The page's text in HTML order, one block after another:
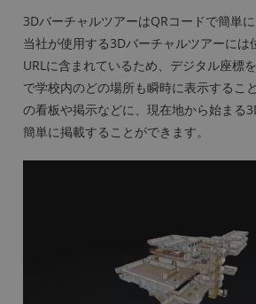
3DバーチャルツアーはQRコードで簡単に
当社が使用する3Dバーチャルツアーには
URLに含まれているため、デジタル座標
で学校内のどの場所も瞬時に表示するこ
の看板や掲示などに、現在地から始まる
簡単に掲載することができます。